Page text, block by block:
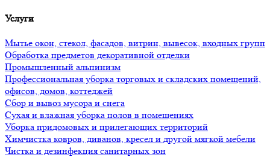
Услуги
Мытье окон, стекол, фасадов, витрин, вывесок, входных групп
Обработка предметов декоративной отделки
Промышленный альпинизм
Профессиональная уборка торговых и складских помещений,
офисов, домов, коттеджей
Сбор и вывоз мусора и снега
Сухая и влажная уборка полов в помещениях
Уборка придомовых и прилегающих территорий
Химчистка ковров, диванов, кресел и другой мягкой мебели
Чистка и дезинфекция санитарных зон